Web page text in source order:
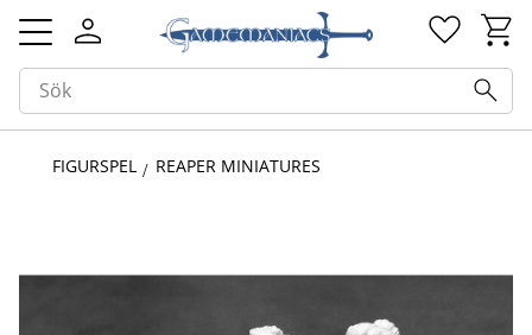
Meny
FIGURSPEL REAPER MINIATURES